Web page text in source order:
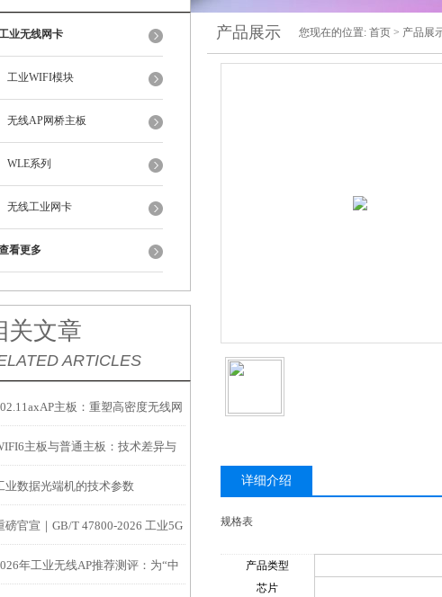
业无线网卡
工业WIFI模块
无线AP网桥主板
WLE系列
无线工业网卡
看更多
关文章
ARTICLES
主板：重塑高密度无线网
的核心引擎
主板与普通主板：技术差异与
用场景
业数据光端机的技术参数
磅官宣｜GB/T 47800-2026 工业5G
端国标发布，南京码讯光电核心参
年工业无线AP推荐测评：为“中
产品展示 您现在的位置: 首页 > 产品展
详细介绍
规格表
产品类型
芯片